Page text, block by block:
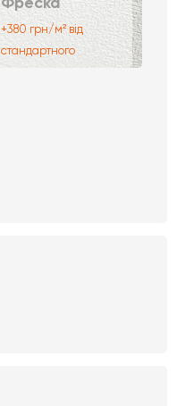
+380 грн/м² від
стандартного